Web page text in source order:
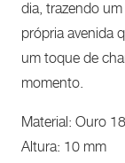
dia, trazendo
própria avenida
um toque de
momento.
Material: Ouro
Altura: 10 mm